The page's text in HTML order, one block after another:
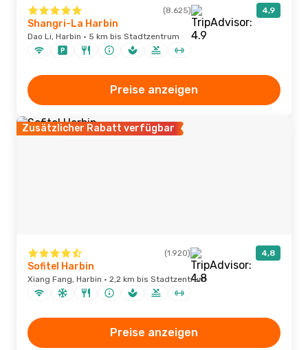
(8.625) 4,9
Shangri-La Harbin
Dao Li, Harbin · 5 km bis Stadtzentrum
Preise anzeigen
Zusätzlicher Rabatt verfügbar
(1.920) 4,8
Sofitel Harbin
Xiang Fang, Harbin · 2,2 km bis Stadtzentrum
Preise anzeigen